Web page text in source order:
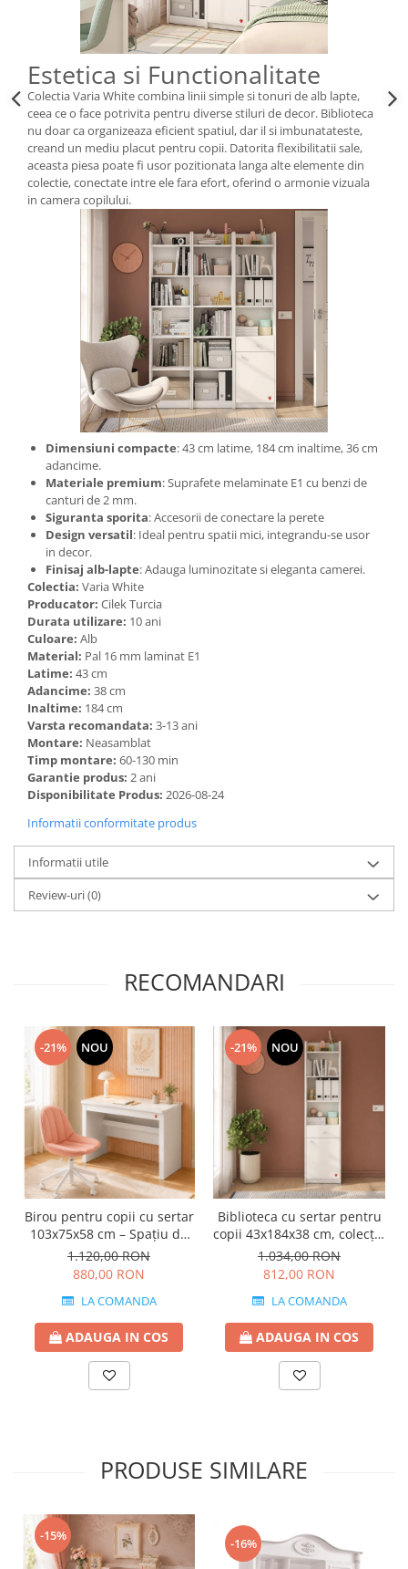
Estetica si Functionalitate
Colectia Varia White combina linii simple si tonuri de alb lapte,
ceea ce o face potrivita pentru diverse stiluri de decor. Biblioteca
nu doar ca organizeaza eficient spatiul, dar il si imbunatateste,
creand un mediu placut pentru copii. Datorita flexibilitatii sale,
aceasta piesa poate fi usor pozitionata langa alte elemente din
colectie, conectate intre ele fara efort, oferind o armonie vizuala
in camera copilului.
Dimensiuni compacte: 43 cm latime, 184 cm inaltime, 36 cm
adancime.
Materiale premium: Suprafete melaminate E1 cu benzi de
canturi de 2 mm.
Siguranta sporita: Accesorii de conectare la perete
Design versatil: Ideal pentru spatii mici, integrandu-se usor
in decor.
Finisaj alb-lapte: Adauga luminozitate si eleganta camerei.
Colectia: Varia White
Producator: Cilek Turcia
Durata utilizare: 10 ani
Culoare: Alb
Material: Pal 16 mm laminat E1
Latime: 43 cm
Adancime: 38 cm
Inaltime: 184 cm
Varsta recomandata: 3-13 ani
Montare: Neasamblat
Timp montare: 60-130 min
Garantie produs: 2 ani
Disponibilitate Produs: 2026-08-24
Informatii conformitate produs
Informatii utile
Review-uri(0)
RECOMANDARI
-21% NOU
Birou pentru copii cu sertar
103x75x58 cm – Spațiu de
lucru modern, colecția Varia
white
1.120,00 RON
880,00 RON
LA COMANDA
ADAUGA IN COS
-21% NOU
Biblioteca cu sertar pentru
copii 43x184x38 cm, colecția
Varia White
1.034,00 RON
812,00 RON
LA COMANDA
ADAUGA IN COS
PRODUSE SIMILARE
-15%
-16%